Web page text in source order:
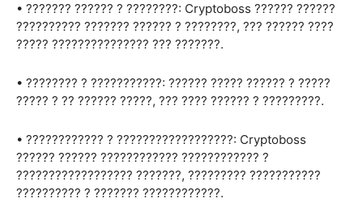
• ??????? ?????? ? ????????: Cryptoboss ?????? ??????
?????????? ??????? ?????? ? ????????, ??? ?????? ????
????? ??????????????? ??? ???????.
• ???????? ? ???????????: ?????? ????? ?????? ? ?????
????? ? ?? ?????? ?????, ??? ???? ?????? ? ?????????.
• ???????????? ? ??????????????????: Cryptoboss
?????? ?????? ???????????? ???????????? ?
?????????????????? ???????, ????????? ???????????
?????????? ? ??????? ????????????.